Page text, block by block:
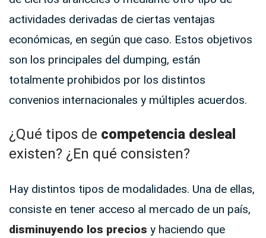
actividades derivadas de ciertas ventajas
económicas, en según que caso. Estos objetivos
son los principales del dumping, están
totalmente prohibidos por los distintos
convenios internacionales y múltiples acuerdos.
¿Qué tipos de competencia desleal
existen? ¿En qué consisten?
Hay distintos tipos de modalidades. Una de ellas,
consiste en tener acceso al mercado de un país,
disminuyendo los precios y haciendo que